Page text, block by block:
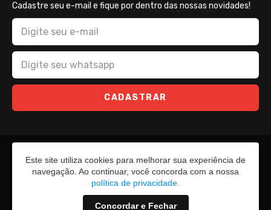
Cadastre seu e-mail e fique por dentro das nossas novidades!
CADASTRAR
Este site utiliza cookies para melhorar sua experiência de
navegação. Ao continuar, você concorda com a nossa
política de privacidade
Concordar e Fechar